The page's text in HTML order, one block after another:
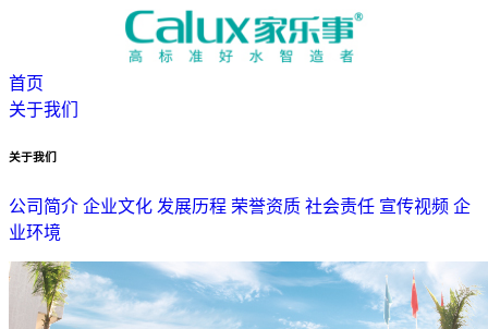
首页
关于我们
关于我们
公司简介 企业文化 发展历程 荣誉资质 社会责任 宣传视频 企
业环境